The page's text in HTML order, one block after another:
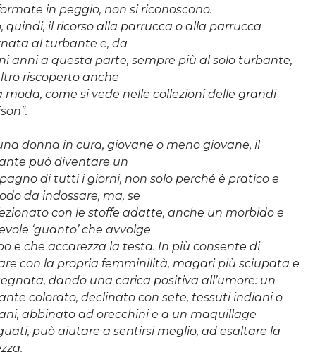
in peggio, non si riconoscono.
quindi, il ricorso alla parrucca o alla parrucca
al turbante e, da
anni a questa parte, sempre più al solo turbante,
riscoperto anche
moda, come si vede nelle collezioni delle grandi
donna in cura, giovane o meno giovane, il
può diventare un
di tutti i giorni, non solo perché è pratico e
da indossare, ma, se
con le stoffe adatte, anche un morbido e
‘guanto’ che avvolge
e che accarezza la testa. In più consente di
con la propria femminilità, magari più sciupata e
dando una carica positiva all’umore: un
colorato, declinato con sete, tessuti indiani o
abbinato ad orecchini e a un maquillage
può aiutare a sentirsi meglio, ad esaltare la